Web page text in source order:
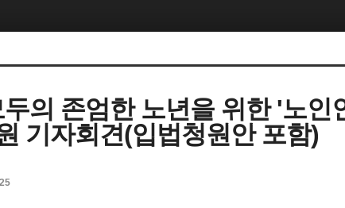
의 존엄한 노년을 위한 '노인
기자회견(입법청원안 포함)